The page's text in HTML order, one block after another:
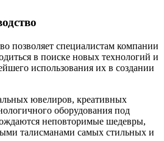
позволяет специалистам компании
в поиске новых технологий и
использования их в создании
ювелиров, креативных
оборудования под
неповторимые шедевры,
талисманами самых стильных и